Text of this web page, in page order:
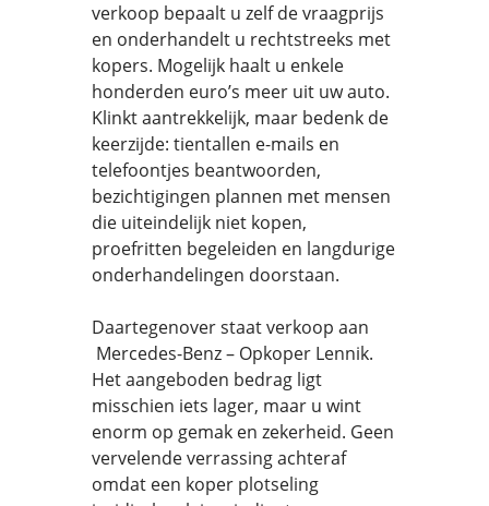
verkoop bepaalt u zelf de vraagprijs
en onderhandelt u rechtstreeks met
kopers. Mogelijk haalt u enkele
honderden euro’s meer uit uw auto.
Klinkt aantrekkelijk, maar bedenk de
keerzijde: tientallen e-mails en
telefoontjes beantwoorden,
bezichtigingen plannen met mensen
die uiteindelijk niet kopen,
proefritten begeleiden en langdurige
onderhandelingen doorstaan.
Daartegenover staat verkoop aan
Mercedes-Benz – Opkoper Lennik.
Het aangeboden bedrag ligt
misschien iets lager, maar u wint
enorm op gemak en zekerheid. Geen
vervelende verrassing achteraf
omdat een koper plotseling